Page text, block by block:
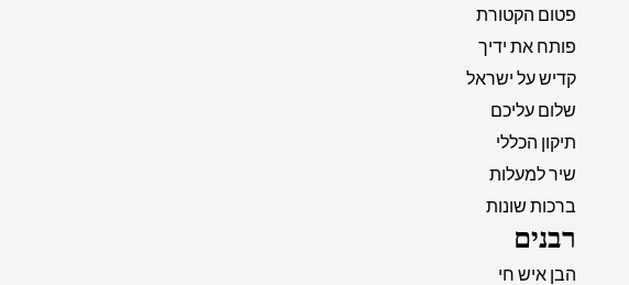
פטום הקטורת
פותח את ידיך
קדיש על ישראל
שלום עליכם
תיקון הכללי
שיר למעלות
ברכות שונות
רבנים
הבן איש חי